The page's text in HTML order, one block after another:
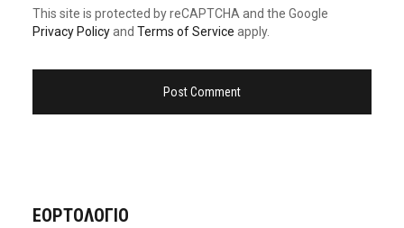
This site is protected by reCAPTCHA and the Google
Privacy Policyand Terms of Service apply.
ΕΟΡΤΟΛΟΓΙΟ